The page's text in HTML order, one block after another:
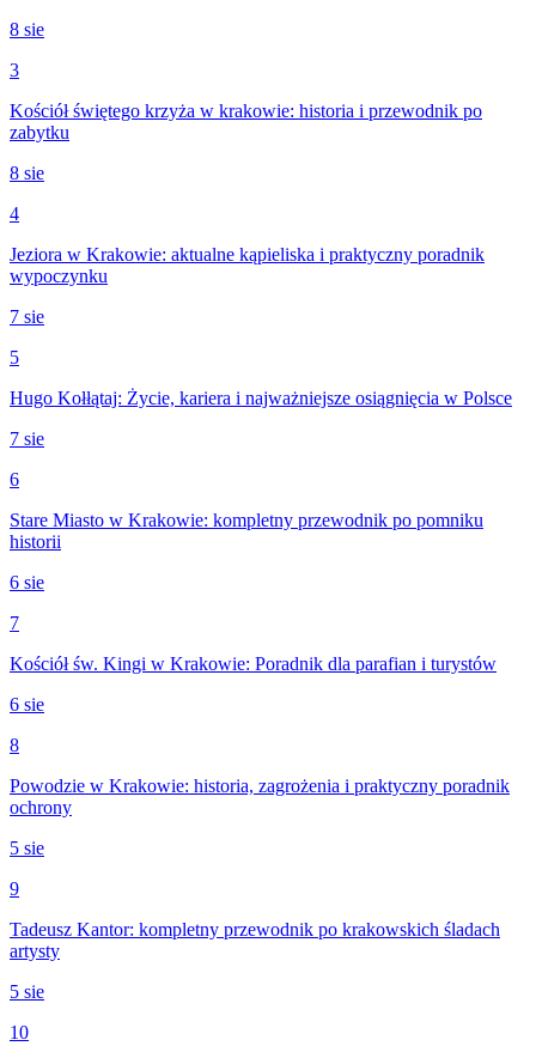
8 sie
3
Kościół świętego krzyża w krakowie: historia i przewodnik po
zabytku
8 sie
4
Jeziora w Krakowie: aktualne kąpieliska i praktyczny poradnik
wypoczynku
7 sie
5
Hugo Kołłątaj: Życie, kariera i najważniejsze osiągnięcia w Polsce
7 sie
6
Stare Miasto w Krakowie: kompletny przewodnik po pomniku
historii
6 sie
7
Kościół św. Kingi w Krakowie: Poradnik dla parafian i turystów
6 sie
8
Powodzie w Krakowie: historia, zagrożenia i praktyczny poradnik
ochrony
5 sie
9
Tadeusz Kantor: kompletny przewodnik po krakowskich śladach
artysty
5 sie
10